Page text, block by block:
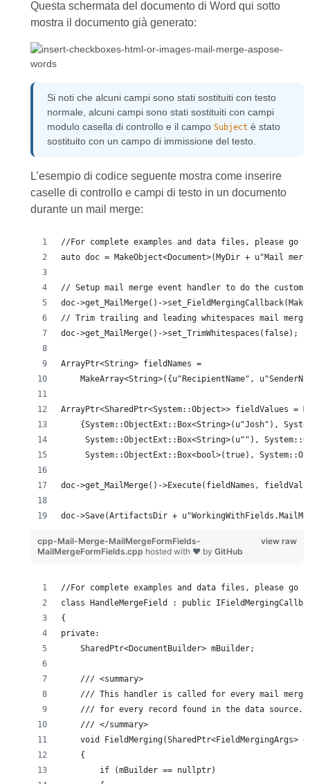
Questa schermata del documento di Word qui sotto
mostra il documento già generato:
Si noti che alcuni campi sono stati sostituiti con testo
normale, alcuni campi sono stati sostituiti con campi
modulo casella di controllo e il campo Subject è stato
sostituito con un campo di immissione del testo.
L’esempio di codice seguente mostra come inserire
caselle di controllo e campi di testo in un documento
durante un mail merge:
//For complete examples and data files, please go
auto doc = MakeObject<Document>(MyDir + u"Mail
// Setup mail merge event handler to do the custom
doc->get_MailMerge()-
// Trim trailing and leading whitespaces mail
doc->get_MailMerge()->set_TrimWhitespaces(false);
ArrayPtr<String> fieldNames =
MakeArray<String>({u"RecipientName",
ArrayPtr<SharedPtr<System::Object>> fieldValues =
{System::ObjectExt::Box<String>(u"Josh"),
System::ObjectExt::Box<String>(u""),
System::ObjectExt::Box<bool>(true),
doc->get_MailMerge()->Execute(fieldNames,
doc->Save(ArtifactsDir +
view raw
cpp-Mail-Merge-MailMergeFormFields-
MailMergeFormFields.cpp hosted with ❤ by GitHub
//For complete examples and data files, please go
class HandleMergeField : public
{
private:
    SharedPtr<DocumentBuilder> mBuilder;
    /// <summary>
/// This handler is called for every mail
    /// for every record found in the data source.
    /// </summary>
void FieldMerging(SharedPtr<FieldMergingArgs>
    {
        if (mBuilder == nullptr)